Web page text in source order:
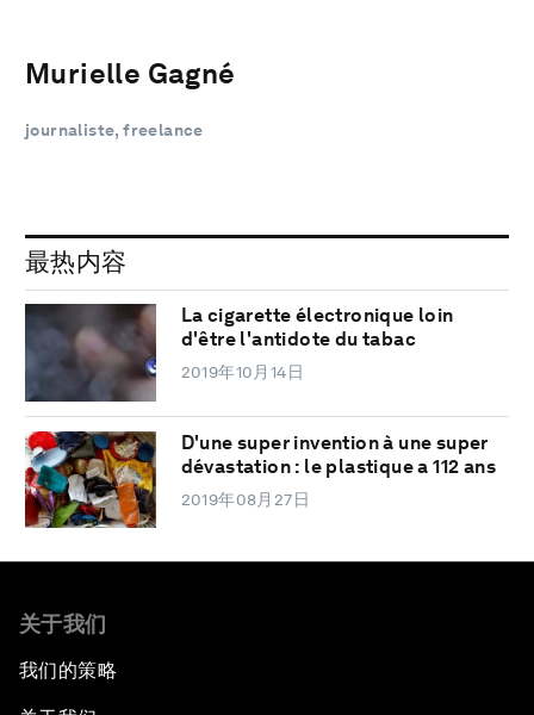
Murielle Gagné
journaliste, freelance
最热内容
La cigarette électronique loin
d'être l'antidote du tabac
2019年10月14日
D'une super invention à une super
dévastation : le plastique a 112 ans
2019年08月27日
关于我们
我们的策略